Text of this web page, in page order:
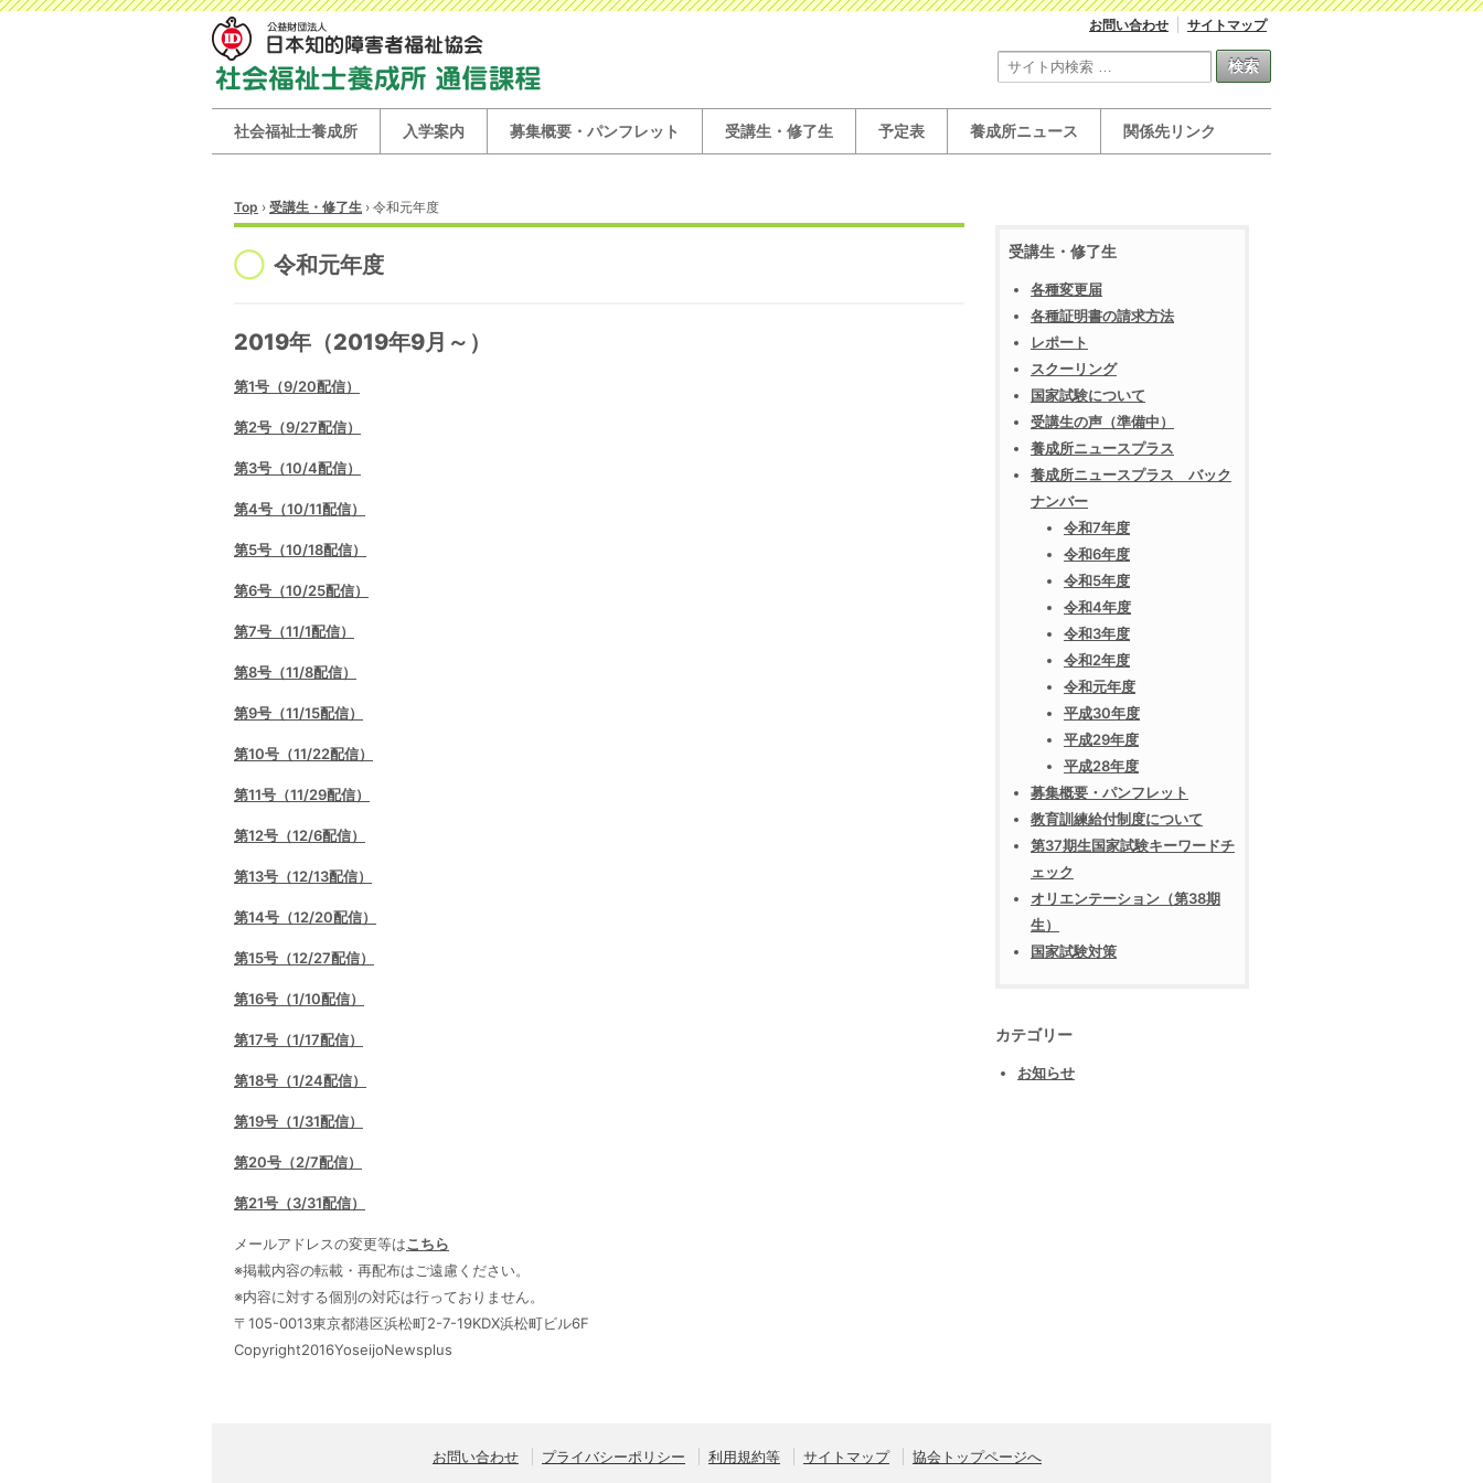
お問い合わせ サイトマップ
社会福祉士養成所 入学案内 募集概要・パンフレット 受講生・修了生 予定表 養成所ニュース 関係先リンク
Top › 受講生・修了生 › 令和元年度
令和元年度
2019年（2019年9月～）
第1号（9/20配信）
第2号（9/27配信）
第3号（10/4配信）
第4号（10/11配信）
第5号（10/18配信）
第6号（10/25配信）
第7号（11/1配信）
第8号（11/8配信）
第9号（11/15配信）
第10号（11/22配信）
第11号（11/29配信）
第12号（12/6配信）
第13号（12/13配信）
第14号（12/20配信）
第15号（12/27配信）
第16号（1/10配信）
第17号（1/17配信）
第18号（1/24配信）
第19号（1/31配信）
第20号（2/7配信）
第21号（3/31配信）
メールアドレスの変更等はこちら
※掲載内容の転載・再配布はご遠慮ください。
※内容に対する個別の対応は行っておりません。
〒105-0013東京都港区浜松町2-7-19KDX浜松町ビル6F
Copyright2016YoseijoNewsplus
受講生・修了生
各種変更届
各種証明書の請求方法
レポート
スクーリング
国家試験について
受講生の声（準備中）
養成所ニュースプラス
養成所ニュースプラス バック
ナンバー
令和7年度
令和6年度
令和5年度
令和4年度
令和3年度
令和2年度
令和元年度
平成30年度
平成29年度
平成28年度
募集概要・パンフレット
教育訓練給付制度について
第37期生国家試験キーワードチ
ェック
オリエンテーション（第38期
生）
国家試験対策
カテゴリー
お知らせ
お問い合わせ プライバシーポリシー 利用規約等 サイトマップ 協会トップページへ